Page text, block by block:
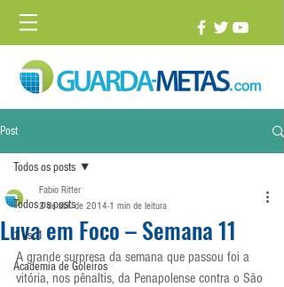
Post
Todos os posts
1 vs. 1
Academia de Goleiros
Todos os posts
Luva em Foco – Semana 11
Fabio Ritter
2 de abr. de 2014 1 min de leitura
A grande surpresa da semana que passou foi a
vitória, nos pênaltis, da Penapolense contra o São